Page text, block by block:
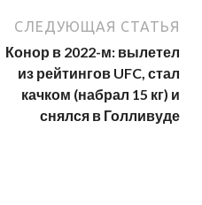
СЛЕДУЮЩАЯ СТАТЬЯ
Конор в 2022-м: вылетел
из рейтингов UFC, стал
качком (набрал 15 кг) и
снялся в Голливуде